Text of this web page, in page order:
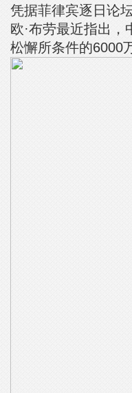
凭据菲律宾逐日论
欧·布劳最近指出
松懈所条件的6000